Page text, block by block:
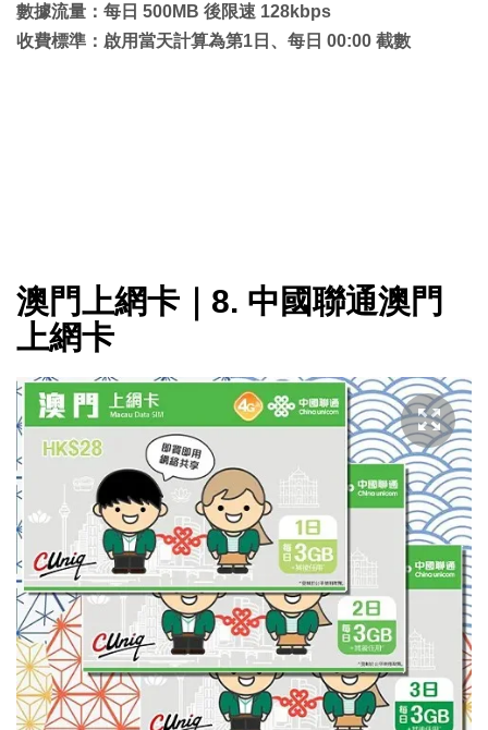
數據流量：每日 500MB 後限速 128kbps
收費標準：啟用當天計算為第1日、每日 00:00 截數
澳門上網卡｜8. 中國聯通澳門
上網卡